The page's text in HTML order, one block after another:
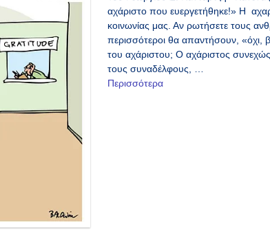
αχάριστο που ευεργετήθηκε!» Η
κοινωνίας μας. Αν ρωτήσετε τους
περισσότεροι θα απαντήσουν, «όχι,
του αχάριστου; Ο αχάριστος
τους συναδέλφους, …
Περισσότερα